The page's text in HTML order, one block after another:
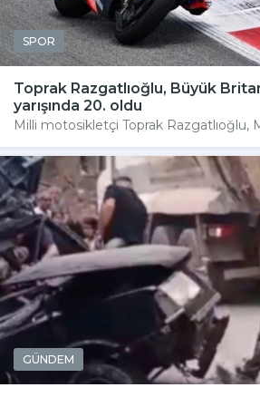
SPOR
Toprak Razgatlıoğlu, Büyük
yarışında 20. oldu
Milli motosikletçi Toprak Razgatlıoğlu,
GÜNDEM